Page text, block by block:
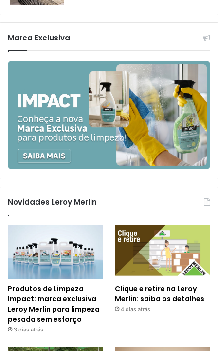
Marca Exclusiva
Novidades Leroy Merlin
Produtos de Limpeza
Impact: marca exclusiva
Leroy Merlin para limpeza
pesada sem esforço
3 dias atrás
Clique e retire na Leroy
Merlin: saiba os detalhes
4 dias atrás